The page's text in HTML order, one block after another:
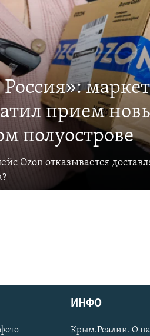
прием
полуострове
Ozon отказывается
ИНФО
Крым.Реалии. О